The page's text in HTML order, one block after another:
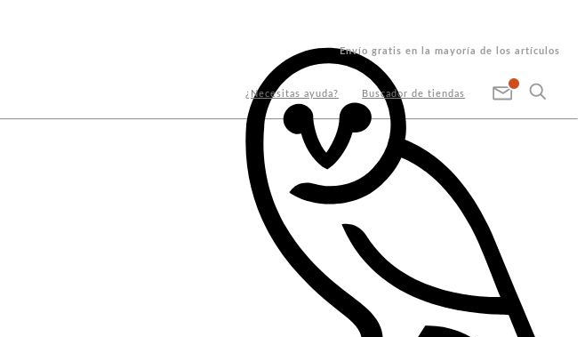
Envío gratis en la mayoría de los artículos
¿Necesitas ayuda? Buscador de tiendas